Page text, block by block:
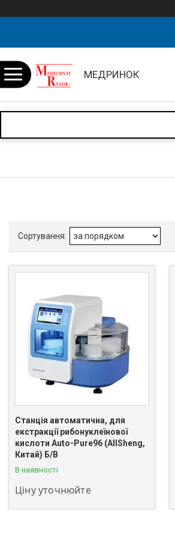
МЕДРИНОК
Станція автоматична, для
екстракції рибонуклеїнової
кислоти Auto-Pure96 (AllSheng,
Китай) Б/В
В наявності
Ціну уточнюйте
+380 (63) 811-08-59